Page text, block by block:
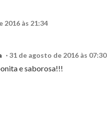
2016 às 21:34
31 de agosto de 2016 às 07:30
e saborosa!!!